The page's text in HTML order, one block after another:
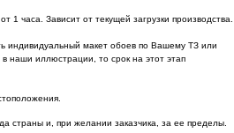
1 часа. Зависит от текущей загрузки производства.
индивидуальный макет обоев по Вашему ТЗ или
наши иллюстрации, то срок на этот этап
страны и, при желании заказчика, за ее пределы.